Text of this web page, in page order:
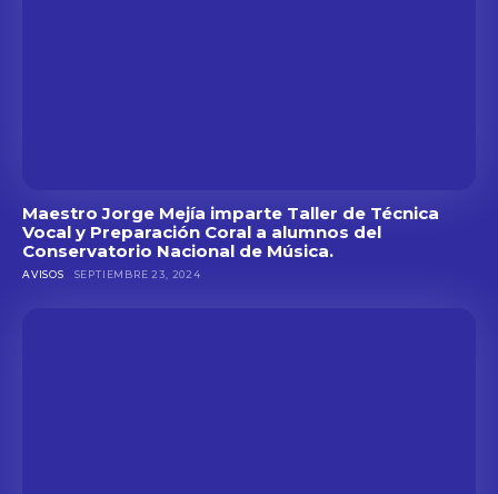
Maestro Jorge Mejía imparte Taller de Técnica
Vocal y Preparación Coral a alumnos del
Conservatorio Nacional de Música.
AVISOS SEPTIEMBRE 23, 2024